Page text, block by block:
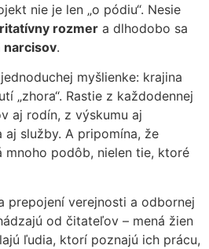
nie je len „o pódiu“. Nesie
rozmer a dlhodobo sa
narcisov.
myšlienke: krajina
„zhora“. Rastie z každodennej
aj rodín, z výskumu aj
služby. A pripomína, že
mnoho podôb, nielen tie, ktoré
prepojení verejnosti a odbornej
od čitateľov – mená žien
ľudia, ktorí poznajú ich prácu,